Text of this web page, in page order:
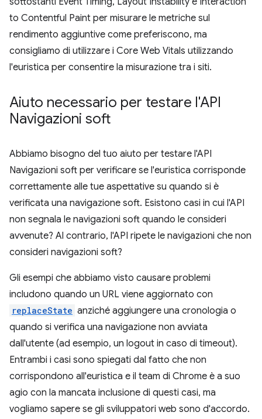
to Contentful Paint per misurare le metriche sul
rendimento aggiuntive come preferiscono, ma
consigliamo di utilizzare i Core Web Vitals utilizzando
l'euristica per consentire la misurazione tra i siti.
Aiuto necessario per testare l'API
Navigazioni soft
Abbiamo bisogno del tuo aiuto per testare l'API
Navigazioni soft per verificare se l'euristica corrisponde
correttamente alle tue aspettative su quando si è
verificata una navigazione soft. Esistono casi in cui l'API
non segnala le navigazioni soft quando le consideri
avvenute? Al contrario, l'API ripete le navigazioni che non
consideri navigazioni soft?
Gli esempi che abbiamo visto causare problemi
includono quando un URL viene aggiornato con
replaceState anziché aggiungere una cronologia o
quando si verifica una navigazione non avviata
dall'utente (ad esempio, un logout in caso di timeout).
Entrambi i casi sono spiegati dal fatto che non
corrispondono all'euristica e il team di Chrome è a suo
agio con la mancata inclusione di questi casi, ma
vogliamo sapere se gli sviluppatori web sono d'accordo.